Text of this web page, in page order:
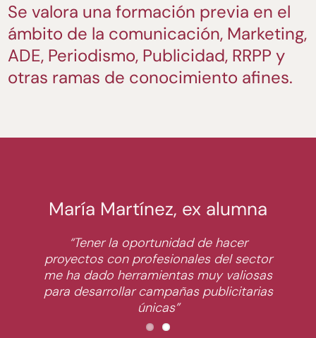
Se valora una formación previa en el
ámbito de la comunicación, Marketing,
ADE, Periodismo, Publicidad, RRPP y
otras ramas de conocimiento afines.
María Martínez, ex alumna
“Tener la oportunidad de hacer
proyectos con profesionales del sector
me ha dado herramientas muy valiosas
para desarrollar campañas publicitarias
únicas”